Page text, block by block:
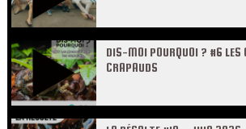
DIS-MOI POURQUOI ? #6 LES
CRAPAUDS